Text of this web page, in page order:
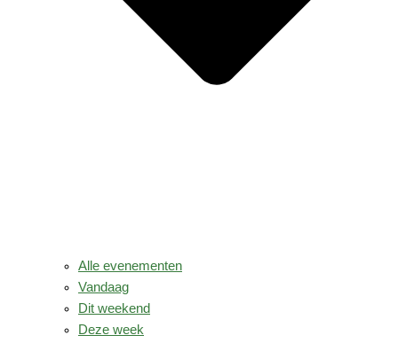
Alle evenementen
Vandaag
Dit weekend
Deze week